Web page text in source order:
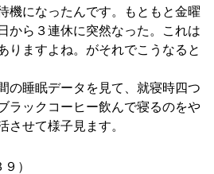
機になったんです。もともと金曜
から３連休に突然なった。これは
りますよね。がそれでこうなると
の睡眠データを見て、就寝時四つ
ラックコーヒー飲んで寝るのをや
させて様子見ます。
）